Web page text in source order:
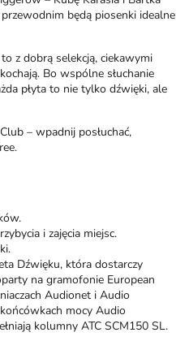
przewodnim będą piosenki idealne
z dobrą selekcją, ciekawymi
Bo wspólne słuchanie
płyta to nie tylko dźwięki, ale
– wpadnij posłuchać,
i zajęcia miejsc.
Dźwięku, która dostarczy
na gramofonie European
Audionet i Audio
mocy Audio
kolumny ATC SCM150 SL.